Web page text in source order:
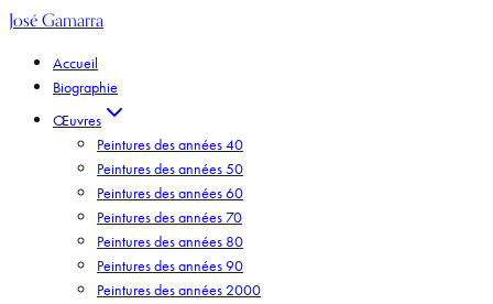
José Gamarra
Accueil
Biographie
Œuvres
Peintures des années 40
Peintures des années 50
Peintures des années 60
Peintures des années 70
Peintures des années 80
Peintures des années 90
Peintures des années 2000